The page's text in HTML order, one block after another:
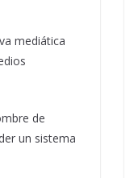
mediática
de
un sistema